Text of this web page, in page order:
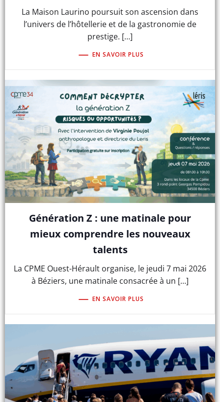
La Maison Laurino poursuit son ascension dans
l’univers de l’hôtellerie et de la gastronomie de
prestige. […]
EN SAVOIR PLUS
Génération Z : une matinale pour
mieux comprendre les nouveaux
talents
La CPME Ouest-Hérault organise, le jeudi 7 mai 2026
à Béziers, une matinale consacrée à un […]
EN SAVOIR PLUS